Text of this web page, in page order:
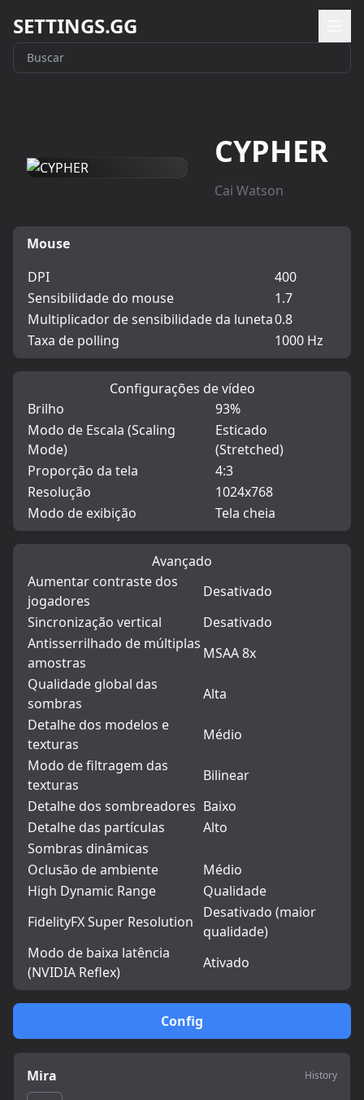
SETTINGS.GG
CYPHER
Cai Watson
Config
Mira History
Mouse
DPI
400
Sensibilidade do mouse
1.7
Multiplicador de sensibilidade da luneta0.8
Taxa de polling
1000 Hz
Configurações de vídeo
Brilho
93%
Modo de Escala (Scaling
Mode)
Esticado
(Stretched)
Proporção da tela
4:3
Resolução
1024x768
Modo de exibição
Tela cheia
Avançado
Aumentar contraste dos
jogadores
Desativado
Sincronização vertical
Desativado
Antisserrilhado de múltiplas
amostras
MSAA 8x
Qualidade global das
sombras
Alta
Detalhe dos modelos e
texturas
Médio
Modo de filtragem das
texturas
Bilinear
Detalhe dos sombreadores Baixo
Detalhe das partículas
Alto
Sombras dinâmicas
Oclusão de ambiente
Médio
High Dynamic Range
Qualidade
FidelityFX Super Resolution
Desativado (maior
qualidade)
Modo de baixa latência
(NVIDIA Reflex)
Ativado